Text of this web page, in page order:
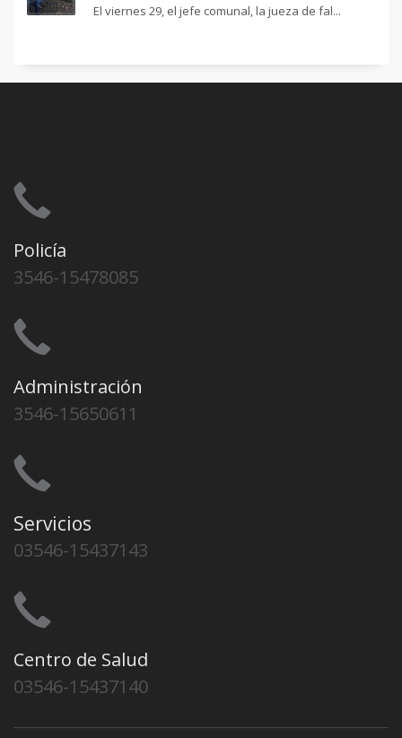
El viernes 29, el jefe comunal, la jueza de fal...
Policía
3546-15478085
Administración
3546-15650611
Servicios
03546-15437143
Centro de Salud
03546-15437140